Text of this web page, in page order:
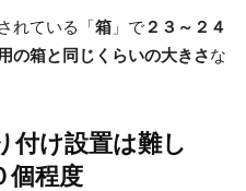
れている「 箱 」で ２３～２４
の箱と同じくらいの大きさな
付け設置は難し
個程度